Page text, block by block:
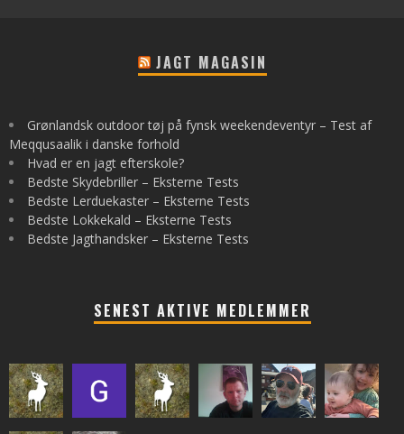
JAGT MAGASIN
Grønlandsk outdoor tøj på fynsk weekendeventyr – Test af
Meqqusaalik i danske forhold
Hvad er en jagt efterskole?
Bedste Skydebriller – Eksterne Tests
Bedste Lerduekaster – Eksterne Tests
Bedste Lokkekald – Eksterne Tests
Bedste Jagthandsker – Eksterne Tests
SENEST AKTIVE MEDLEMMER